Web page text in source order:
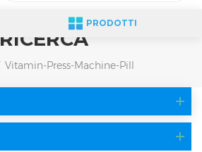
PRODOTTI
RICERCA
Vitamin-Press-Machine-Pill